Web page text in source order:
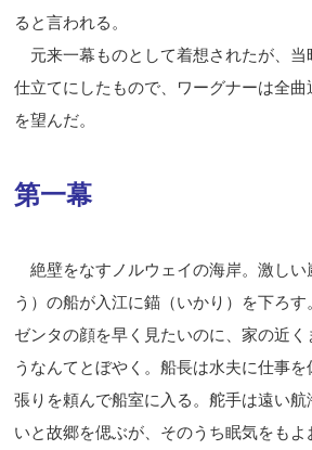
ると言われる。
元来一幕ものとして着想されたが、当
仕立てにしたもので、ワーグナーは全曲
を望んだ。
第一幕
絶壁をなすノルウェイの海岸。激しい
う）の船が入江に錨（いかり）を下ろ
ゼンタの顔を早く見たいのに、家の近
うなんてとぼやく。船長は水夫に仕事
張りを頼んで船室に入る。舵手は遠い航
いと故郷を偲ぶが、そのうち眠気をもよ